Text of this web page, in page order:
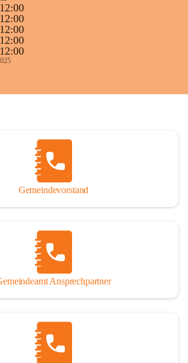
12:00
12:00
12:00
12:00
12:00
Gemeindevorstand
Ansprechpartner